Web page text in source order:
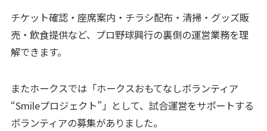
チケット確認・座席案内・チラシ配布・清掃・グッズ販
売・飲食提供など、プロ野球興行の裏側の運営業務を理
解できます。
またホークスでは「ホークスおもてなしボランティア
“Smileプロジェクト”」として、試合運営をサポートする
ボランティアの募集がありました。